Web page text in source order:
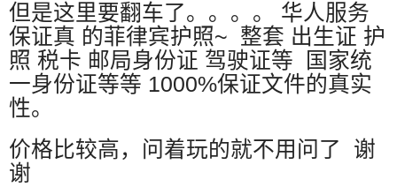
但是这里要翻车了。。。。 华人服务
保证真 的菲律宾护照~ 整套 出生证 护
照 税卡 邮局身份证 驾驶证等 国家统
一身份证等等 1000%保证文件的真实
性。
价格比较高，问着玩的就不用问了 谢
谢